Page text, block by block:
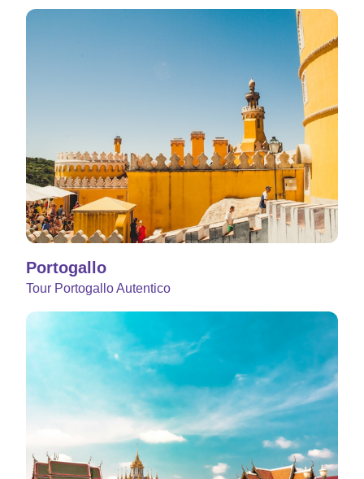
Portogallo
Tour Portogallo Autentico